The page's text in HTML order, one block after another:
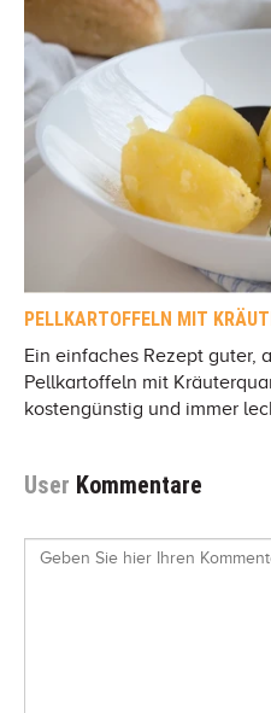
PELLKARTOFFELN MIT
Ein einfaches Rezept guter,
Pellkartoffeln mit
kostengünstig und immer
User Kommentare